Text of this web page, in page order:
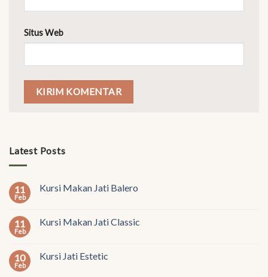
Situs Web
Latest Posts
11
Feb
Kursi Makan Jati Balero
11
Feb
Kursi Makan Jati Classic
10
Feb
Kursi Jati Estetic